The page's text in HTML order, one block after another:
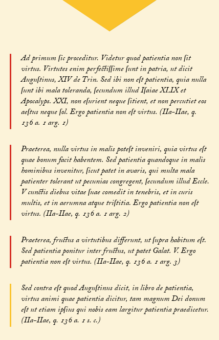
Ad primum ſic proceditur. Videtur quod patientia non ſit
virtus. Virtutes enim perfectiſſime ſunt in patria, ut dicit
Auguſtinus, XIV de Trin. Sed ibi non eſt patientia, quia nulla
ſunt ibi mala toleranda, ſecundum illud Iſaiae XLIX et
Apocalyps. XXI, non eſurient neque ſitient, et non percutiet eos
aeſtus neque ſol. Ergo patientia non eſt virtus. (IIa-IIae, q.
136 a. 1 arg. 1)
Praeterea, nulla virtus in malis poteſt inveniri, quia virtus eſt
quae bonum facit habentem. Sed patientia quandoque in malis
hominibus invenitur, ſicut patet in avaris, qui multa mala
patienter tolerant ut pecunias congregent, ſecundum illud Eccle.
V cunctis diebus vitae ſuae comedit in tenebris, et in curis
multis, et in aerumna atque triſtitia. Ergo patientia non eſt
virtus. (IIa-IIae, q. 136 a. 1 arg. 2)
Praeterea, fructus a virtutibus differunt, ut ſupra habitum eſt.
Sed patientia ponitur inter fructus, ut patet Galat. V. Ergo
patientia non eſt virtus. (IIa-IIae, q. 136 a. 1 arg. 3)
Sed contra eſt quod Auguſtinus dicit, in libro de patientia,
virtus animi quae patientia dicitur, tam magnum Dei donum
eſt ut etiam ipſius qui nobis eam largitur patientia praedicetur.
(IIa-IIae, q. 136 a. 1 s. c.)